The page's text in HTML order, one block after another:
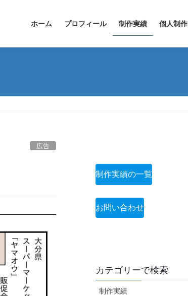
ホーム プロフィール 制作実績 個人制作
広告
制作実績の一覧
お問い合わせ
カテゴリーで検索
制作実績